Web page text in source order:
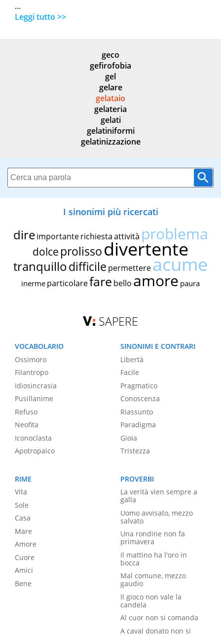
...
Leggi tutto >>
geco
gefirofobia
gel
gelare
gelataio
gelateria
gelati
gelatiniformi
gelatinizzazione
I sinonimi più ricercati
dire importante richiestaattività problema
dolce prolissodivertente
tranquillodifficile permettereacume
inerme particolarefare bello amore paura
SAPERE
VOCABOLARIO
Ossimoro
Filantropo
Idiosincrasia
Pusillanime
Refuso
Neofita
Iconoclasta
Apotropaico
SINONIMI E CONTRARI
Libertà
Facile
Pragmatico
Conoscenza
Riassunto
Paradigma
Gioia
Tristezza
RIME
Vita
Sole
Casa
Mare
Amore
Cuore
Amici
Bene
PROVERBI
La verità vien sempre a
galla
Uomo avvisato, mezzo
salvato
Una rondine non fa
primavera
Il mattino ha l'oro in
bocca
Mal comune, mezzo
gaudio
Il gioco non vale la
candela
Al cuor non si comanda
A caval donato non si